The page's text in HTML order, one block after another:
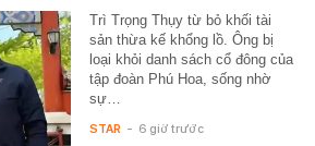
Trì Trọng Thụy từ bỏ khối tài
sản thừa kế khổng lồ. Ông bị
loại khỏi danh sách cổ đông của
tập đoàn Phú Hoa, sống nhờ
sự…
STAR - 6 giờ trước